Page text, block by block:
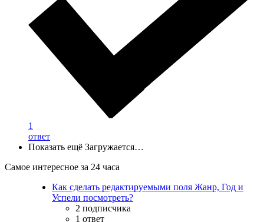
1
ответ
Показать ещё Загружается…
Самое интересное за 24 часа
Как сделать редактируемыми поля Жанр, Год и
Успели посмотреть?
2 подписчика
1 ответ